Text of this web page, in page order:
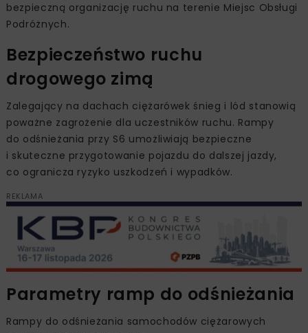
bezpieczną organizację ruchu na terenie Miejsc Obsługi
Podróżnych.
Bezpieczeństwo ruchu
drogowego zimą
Zalegający na dachach ciężarówek śnieg i lód stanowią
poważne zagrożenie dla uczestników ruchu. Rampy
do odśnieżania przy S6 umożliwiają bezpieczne
i skuteczne przygotowanie pojazdu do dalszej jazdy,
co ogranicza ryzyko uszkodzeń i wypadków.
REKLAMA
Parametry ramp do odśnieżania
Rampy do odśnieżania samochodów ciężarowych